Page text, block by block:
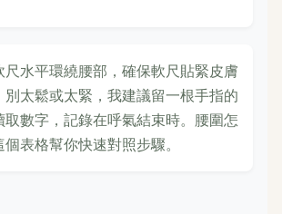
尺水平環繞腰部，確保軟尺貼緊皮膚
太鬆或太緊，我建議留一根手指的
取數字，記錄在呼氣結束時。腰圍怎
表格幫你快速對照步驟。